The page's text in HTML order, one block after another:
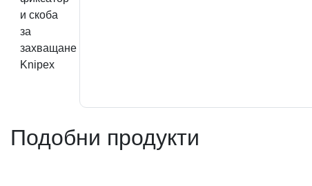
Подобни продукти